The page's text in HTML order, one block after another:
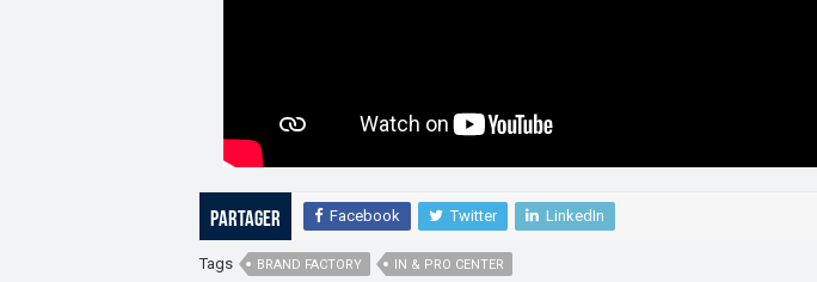
Partager Facebook Twitter LinkedIn
Tags BRAND FACTORY IN & PRO CENTER